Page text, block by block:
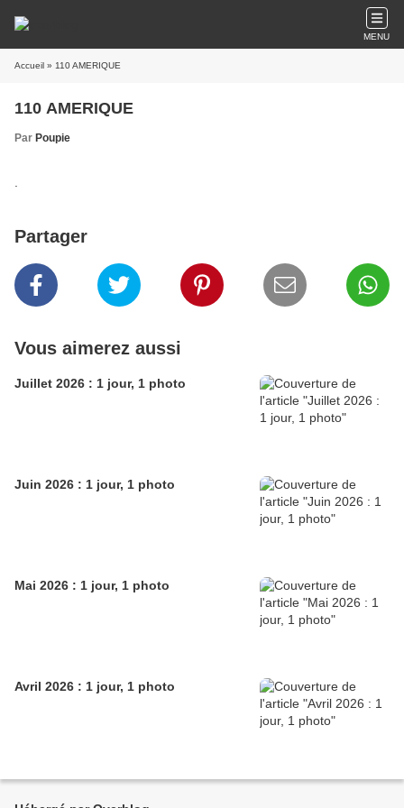
MENU
Accueil » 110 AMERIQUE
110 AMERIQUE
Par Poupie
Partager
Vous aimerez aussi
Juillet 2026 : 1 jour, 1 photo
Juin 2026 : 1 jour, 1 photo
Mai 2026 : 1 jour, 1 photo
Avril 2026 : 1 jour, 1 photo